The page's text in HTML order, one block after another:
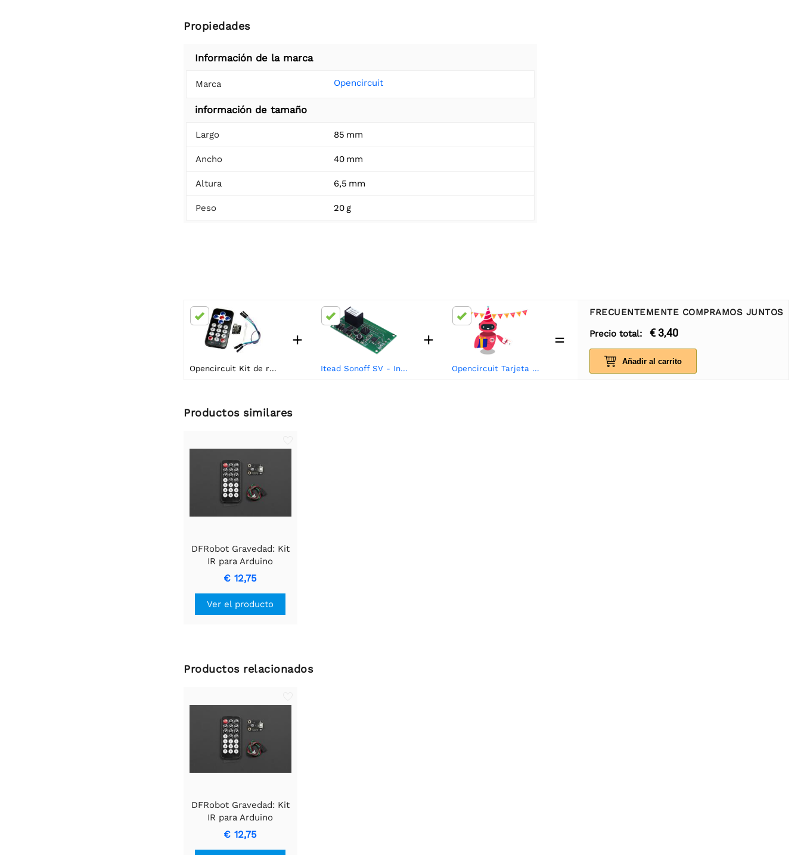
Propiedades
Información de la marca
Marca Opencircuit
información de tamaño
Largo 85 mm
Ancho 40 mm
Altura 6,5 mm
Peso 20 g
Opencircuit Kit de receptor de infrarrojos y mando a distancia.
+
Itead Sonoff SV - Interruptor Inalámbrico WiFi de Voltaje Seguro
+
Opencircuit Tarjeta de regalo
=
FRECUENTEMENTE COMPRAMOS JUNTOS
Precio total:
€ 3,40
Añadir al carrito
Productos similares
DFRobot Gravedad: Kit
IR para Arduino
€ 12,75
Ver el producto
Productos relacionados
DFRobot Gravedad: Kit
IR para Arduino
€ 12,75